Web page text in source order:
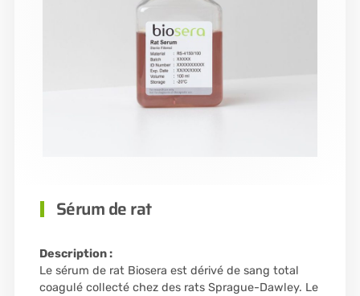
Sérum de rat
Description :
Le sérum de rat Biosera est dérivé de sang total
coagulé collecté chez des rats Sprague-Dawley. Le